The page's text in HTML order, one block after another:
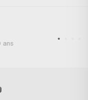
ans